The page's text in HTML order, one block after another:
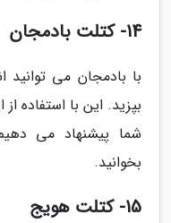
14- کتلت بادمجان
با بادمجان می
بپزید. این با
شما پیشنهاد می
بخوانید.
15- کتلت هویج